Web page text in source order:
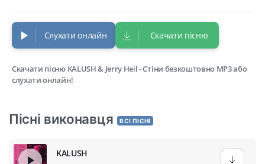
Слухати онлайн Скачати пісню
Скачати пісню KALUSH & Jerry Heil - Стіни безкоштовно MP3 або
слухати онлайн!
Пісні виконавця ВСІ ПІСНІ
KALUSH